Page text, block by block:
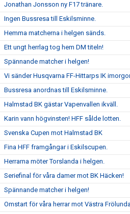
Jonathan Jonsson ny F17 tränare.
Ingen Bussresa till Eskilsminne.
Hemma matcherna i helgen sänds.
Ett ungt herrlag tog hem DM titeln!
Spännande matcher i helgen!
Vi sänder Husqvarna FF-Hittarps IK
Bussresa anordnas till Eskilsminne.
Halmstad BK gästar Vapenvallen ikväll.
Karin vann högvinsten! HFF sålde lotten.
Svenska Cupen mot Halmstad BK
Fina HFF framgångar i Eskilscupen.
Herrarna möter Torslanda i helgen.
Seriefinal för våra damer mot BK Häcken!
Spännande matcher i helgen!
Omstart för våra herrar mot Västra